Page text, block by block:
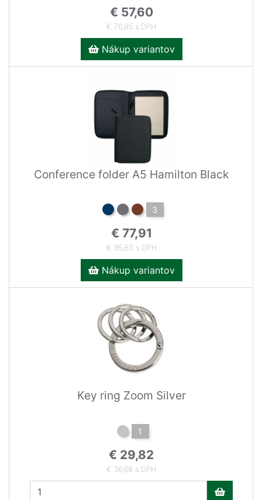
€ 57,60
€ 70,85 s DPH
Nákup variantov
Conference folder A5 Hamilton Black
3
€ 77,91
€ 95,83 s DPH
Nákup variantov
Key ring Zoom Silver
1
€ 29,82
€ 36,68 s DPH